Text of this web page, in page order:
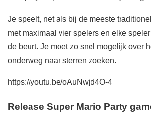
Je speelt, net als bij de meeste
met maximaal vier spelers en elke
de beurt. Je moet zo snel mogelijk over
onderweg naar sterren zoeken.
https://youtu.be/oAuNwjd4O-4
Release Super Mario Party